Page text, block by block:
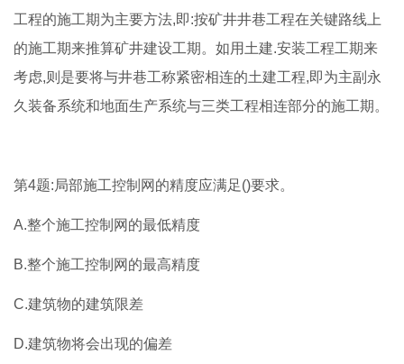
工程的施工期为主要方法,即:按矿井井巷工程在关键路线上
的施工期来推算矿井建设工期。如用土建.安装工程工期来
考虑,则是要将与井巷工称紧密相连的土建工程,即为主副永
久装备系统和地面生产系统与三类工程相连部分的施工期。
第4题:局部施工控制网的精度应满足()要求。
A.整个施工控制网的最低精度
B.整个施工控制网的最高精度
C.建筑物的建筑限差
D.建筑物将会出现的偏差